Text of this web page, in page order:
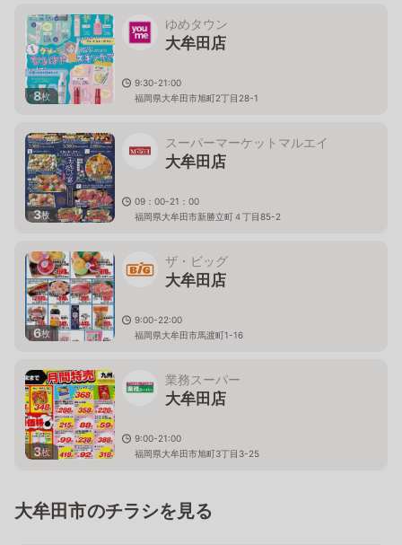
8枚
ゆめタウン
大牟田店
9:30-21:00
福岡県大牟田市旭町2丁目28-1
3枚
スーパーマーケットマルエイ
大牟田店
09：00-21：00
福岡県大牟田市新勝立町４丁目85-2
6枚
ザ・ビッグ
大牟田店
9:00-22:00
福岡県大牟田市馬渡町1-16
3枚
業務スーパー
大牟田店
9:00-21:00
福岡県大牟田市旭町3丁目3-25
大牟田市のチラシを見る